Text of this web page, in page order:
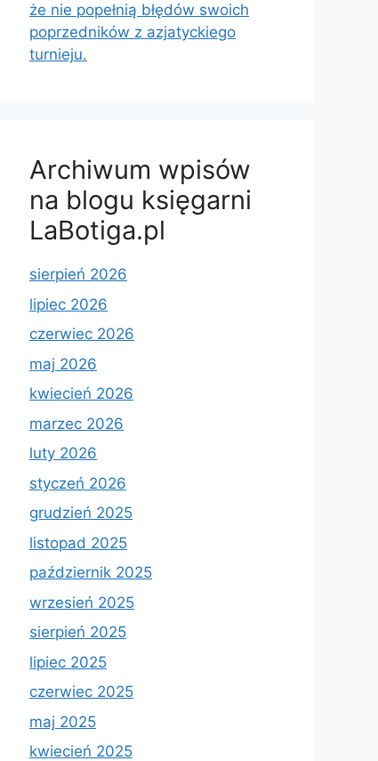
że nie popełnią błędów swoich
poprzedników z azjatyckiego
turnieju.
Archiwum wpisów
na blogu księgarni
LaBotiga.pl
sierpień 2026
lipiec 2026
czerwiec 2026
maj 2026
kwiecień 2026
marzec 2026
luty 2026
styczeń 2026
grudzień 2025
listopad 2025
październik 2025
wrzesień 2025
sierpień 2025
lipiec 2025
czerwiec 2025
maj 2025
kwiecień 2025